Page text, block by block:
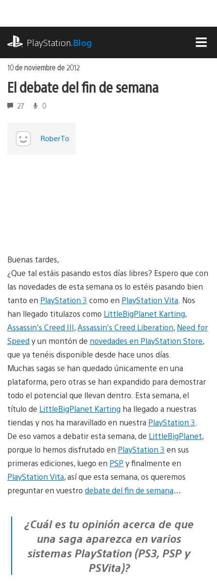
contenido
PlayStation.Blog
10 de noviembre de 2012
El debate del fin de semana
27 0
RoberTo
Buenas tardes,
¿Que tal estáis pasando estos días libres? Espero que con
las novedades de esta semana os lo estéis pasando bien
tanto en PlayStation 3 como en PlayStation Vita . Nos
han llegado titulazos como LittleBigPlanet Karting,
Assassin’s Creed III,Assassin’s Creed Liberation, Need for
Speed y un montón de novedades en PlayStation Store,
que ya tenéis disponible desde hace unos días.
Muchas sagas se han quedado únicamente en una
plataforma, pero otras se han expandido para demostrar
todo el potencial que llevan dentro. Esta semana, el
título de LittleBigPlanet Karting ha llegado a nuestras
tiendas y nos ha maravillado en nuestra PlayStation 3
De eso vamos a debatir esta semana, de LittleBigPlanet,
porque lo hemos disfrutado en PlayStation 3 en sus
primeras ediciones, luego en PSP y finalmente en
PlayStation Vita, así que esta semana, os queremos
preguntar en vuestro debate del fin de semana…
¿Cuál es tu opinión acerca de que
una saga aparezca en varios
sistemas PlayStation (PS3, PSP y
PSVita)?